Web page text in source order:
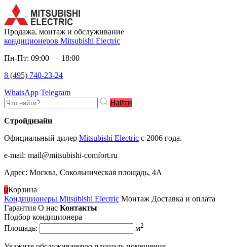
Продажа, монтаж и обслуживание
кондиционеров Mitsubishi Electric
Пн-Пт: 09:00 — 18:00
8 (495) 740-23-24
WhatsApp Telegram
Найти
Стройдизайн
Официальный дилер Mitsubishi Electric c 2006 года.
e-mail: mail@mitsubishi-comfort.ru
Адрес: Москва, Сокольническая площадь, 4А
0Корзина
Кондиционеры Mitsubishi Electric Монтаж Доставка и оплата
Гарантия О нас Контакты
Подбор кондиционера
Площадь:
м2